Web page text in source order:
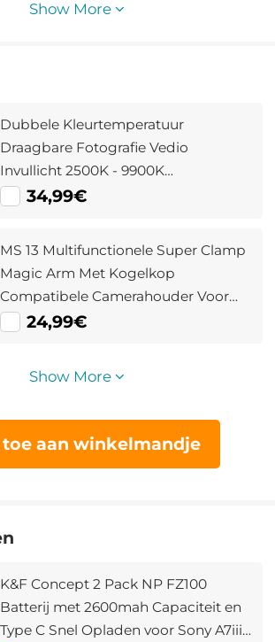
Show More
Dubbele Kleurtemperatuur
Draagbare Fotografie Vedio
Invullicht 2500K - 9900K
Kleurtemperatuuraanpassing
Verbeter De Lichtomstandigheden
Zwart
34,99€
MS 13 Multifunctionele Super Clamp
Magic Arm Met Kogelkop
Compatibele Camerahouder Voor
Flitser / DSLR / Stabilisator
24,99€
Show More
toe aan winkelmandje
K&F Concept 2 Pack NP FZ100
Batterij met 2600mah Capaciteit en
Type C Snel Opladen voor Sony A7iii,